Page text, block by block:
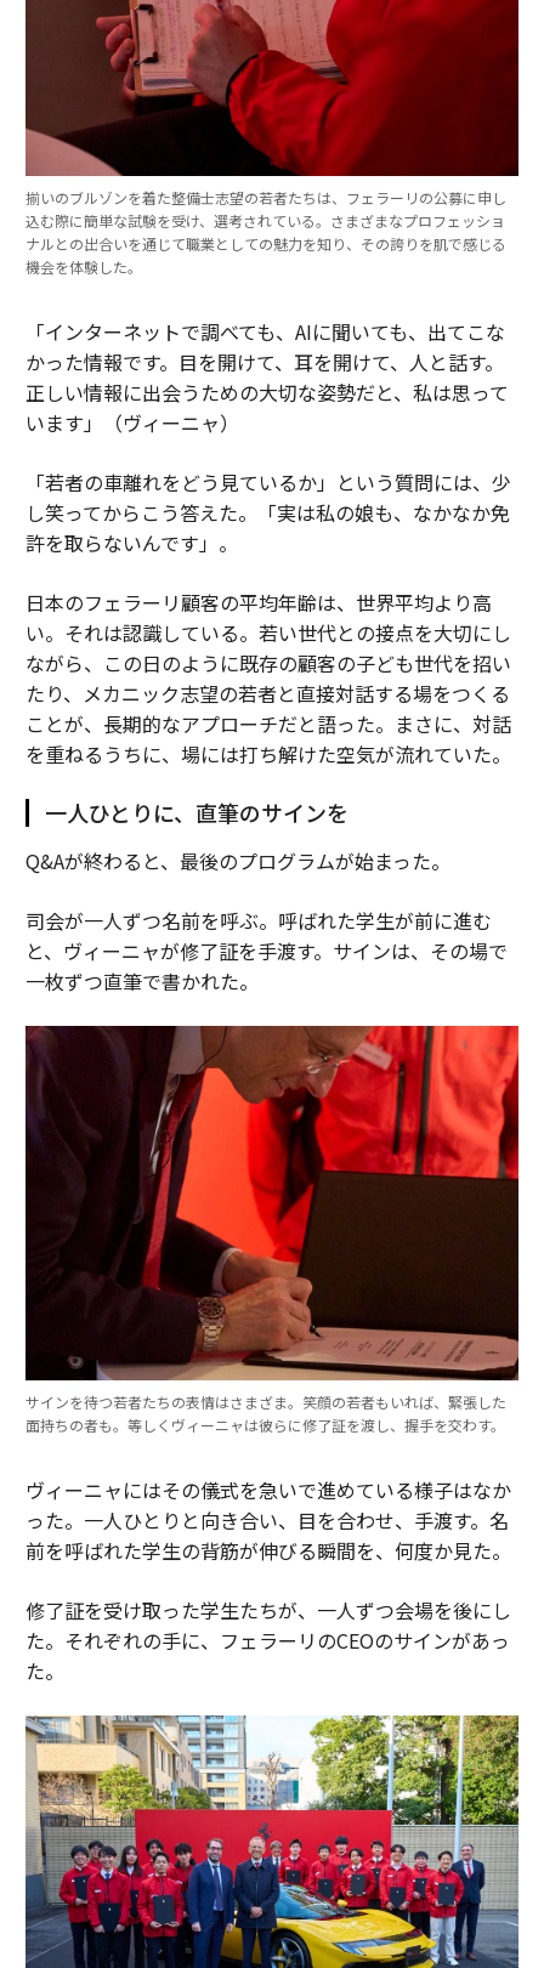
揃いのブルゾンを着た整備士志望の若者たちは、フェラーリの公募に申し
込む際に簡単な試験を受け、選考されている。さまざまなプロフェッショ
ナルとの出合いを通じて職業としての魅力を知り、その誇りを肌で感じる
機会を体験した。
「インターネットで調べても、AIに聞いても、出てこな
かった情報です。目を開けて、耳を開けて、人と話す。
正しい情報に出会うための大切な姿勢だと、私は思って
います」（ヴィーニャ）
「若者の車離れをどう見ているか」という質問には、少
し笑ってからこう答えた。「実は私の娘も、なかなか免
許を取らないんです」。
日本のフェラーリ顧客の平均年齢は、世界平均より高
い。それは認識している。若い世代との接点を大切にし
ながら、この日のように既存の顧客の子ども世代を招い
たり、メカニック志望の若者と直接対話する場をつくる
ことが、長期的なアプローチだと語った。まさに、対話
を重ねるうちに、場には打ち解けた空気が流れていた。
一人ひとりに、直筆のサインを
Q&Aが終わると、最後のプログラムが始まった。
司会が一人ずつ名前を呼ぶ。呼ばれた学生が前に進む
と、ヴィーニャが修了証を手渡す。サインは、その場で
一枚ずつ直筆で書かれた。
サインを待つ若者たちの表情はさまざま。笑顔の若者もいれば、緊張した
面持ちの者も。等しくヴィーニャは彼らに修了証を渡し、握手を交わす。
ヴィーニャにはその儀式を急いで進めている様子はなか
った。一人ひとりと向き合い、目を合わせ、手渡す。名
前を呼ばれた学生の背筋が伸びる瞬間を、何度か見た。
修了証を受け取った学生たちが、一人ずつ会場を後にし
た。それぞれの手に、フェラーリのCEOのサインがあっ
た。